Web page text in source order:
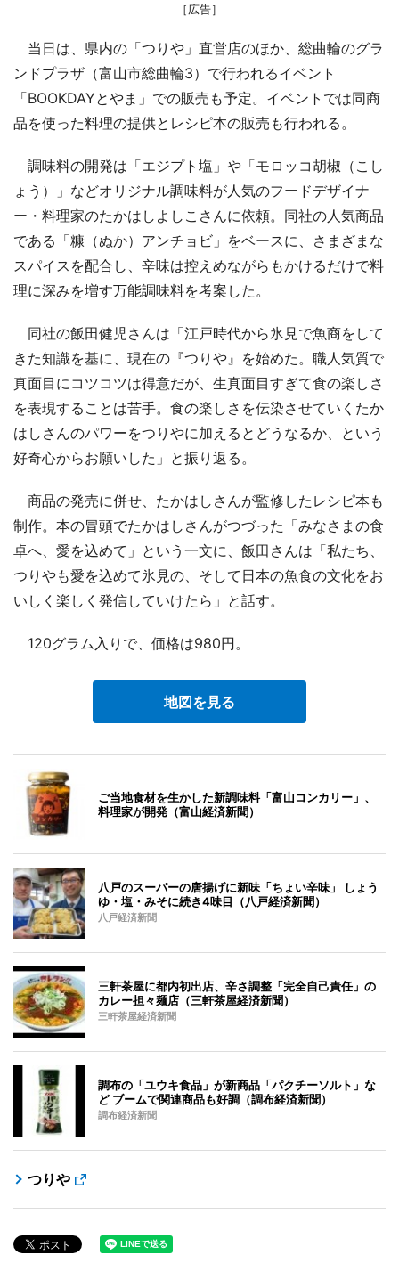
［広告］
当日は、県内の「つりや」直営店のほか、総曲輪のグラ
ンドプラザ（富山市総曲輪3）で行われるイベント
「BOOKDAYとやま」での販売も予定。イベントでは同商
品を使った料理の提供とレシピ本の販売も行われる。
調味料の開発は「エジプト塩」や「モロッコ胡椒（こし
ょう）」などオリジナル調味料が人気のフードデザイナ
ー・料理家のたかはしよしこさんに依頼。同社の人気商品
である「糠（ぬか）アンチョビ」をベースに、さまざまな
スパイスを配合し、辛味は控えめながらもかけるだけで料
理に深みを増す万能調味料を考案した。
同社の飯田健児さんは「江戸時代から氷見で魚商をして
きた知識を基に、現在の『つりや』を始めた。職人気質で
真面目にコツコツは得意だが、生真面目すぎて食の楽しさ
を表現することは苦手。食の楽しさを伝染させていくたか
はしさんのパワーをつりやに加えるとどうなるか、という
好奇心からお願いした」と振り返る。
商品の発売に併せ、たかはしさんが監修したレシピ本も
制作。本の冒頭でたかはしさんがつづった「みなさまの食
卓へ、愛を込めて」という一文に、飯田さんは「私たち、
つりやも愛を込めて氷見の、そして日本の魚食の文化をお
いしく楽しく発信していけたら」と話す。
120グラム入りで、価格は980円。
地図を見る
ご当地食材を生かした新調味料「富山コンカリー」、
料理家が開発（富山経済新聞）
八戸のスーパーの唐揚げに新味「ちょい辛味」 しょう
ゆ・塩・みそに続き4味目（八戸経済新聞）
八戸経済新聞
三軒茶屋に都内初出店、辛さ調整「完全自己責任」の
カレー担々麺店（三軒茶屋経済新聞）
三軒茶屋経済新聞
調布の「ユウキ食品」が新商品「パクチーソルト」な
ど ブームで関連商品も好調（調布経済新聞）
調布経済新聞
つりや